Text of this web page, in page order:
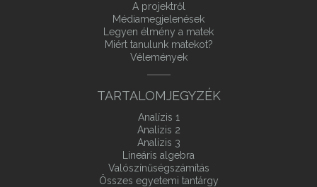
A projektről
Médiamegjelenések
Legyen élmény a matek
Miért tanulunk matekot?
Vélemények
TARTALOMJEGYZÉK
Analízis 1
Analízis 2
Analízis 3
Lineáris algebra
Valószínűségszámítás
Összes egyetemi tantárgy